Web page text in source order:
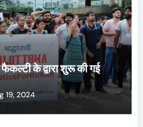
के द्वारा शुरू की गई
19, 2024